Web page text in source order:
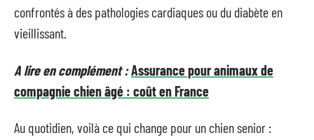
confrontés à des pathologies cardiaques ou du diabète en
vieillissant.
A lire en complément :Assurance pour animaux de
compagnie chien âgé : coût en France
Au quotidien, voilà ce qui change pour un chien senior :